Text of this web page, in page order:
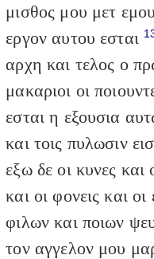
μισθος μου μετ
εργον αυτου εσται
αρχη και τελος ο
μακαριοι οι
εσται η εξουσια
και τοις πυλωσιν
εξω δε οι κυνες και
και οι φονεις και
φιλων και ποιων
τον αγγελον μου